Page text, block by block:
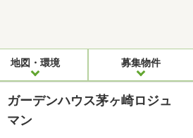
地図・環境 募集物件
ガーデンハウス茅ヶ崎ロジュ
マン